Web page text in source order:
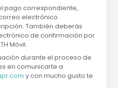
pago correspondiente,
electrónico
También deberás
de confirmación por
Móvil.
durante el proceso de
en comunicarte a
y con mucho gusto te